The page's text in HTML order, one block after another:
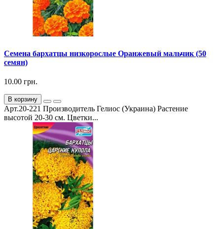
Семена бархатцы низкорослые Оранжевый мальчик (50
семян)
10.00 грн.
В корзину
Арт.20-221 Производитель Гелиос (Украина) Растение
высотой 20-30 см. Цветки...